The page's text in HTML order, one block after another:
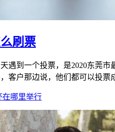
刷票
遇到一个投票，是2020东莞
客户那边说，他们都可以投票
在哪里举行